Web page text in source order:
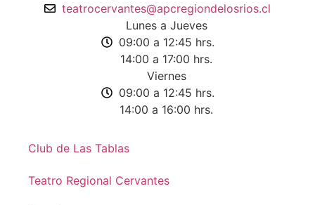
teatrocervantes@apcregiondelosrios.cl
Lunes a Jueves
09:00 a 12:45 hrs.
14:00 a 17:00 hrs.
Viernes
09:00 a 12:45 hrs.
14:00 a 16:00 hrs.
Club de Las Tablas
Teatro Regional Cervantes